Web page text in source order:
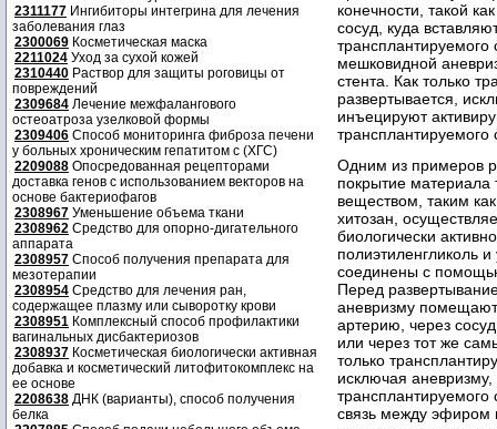
2311177 Ингибиторы интегрина для лечения
заболевания глаз
2300069 Косметическая маска
2211024 Уход за сухой кожей
2310440 Раствор для защиты роговицы от
повреждений
2309684 Лечение межфалангового
остеоатроза узелковой формы
2309406 Способ мониторинга фиброза печени
у больных хроническим гепатитом с (ХГС)
2209088 Опосредованная рецепторами
доставка генов с использованием векторов на
основе бактериофагов
2308967 Уменьшение объема ткани
2308962 Средство для опорно-дигательного
аппарата
2308957 Способ получения препарата для
мезотерапии
2308954 Средство для лечения ран,
содержащее плазму или сыворотку крови
2308951 Комплексный способ профилактики
вагинальных дисбактериозов
2308937 Косметическая биологически активная
добавка и косметический литофитокомплекс на
ее основе
2208638 ДНК (варианты), способ получения
белка
конечности, такой
сосуд, куда
трансплантируемого
мешковидной
стента. Как только
развертывается,
инъецируют
трансплантируемого
Одним из примеров
покрытие материала
веществом, таким
хитозан,
биологически
полиэтиленгликоль
соединены с
Перед
аневризму
артерию, через
или через тот же
только
исключая
трансплантируемого
связь между эфиром